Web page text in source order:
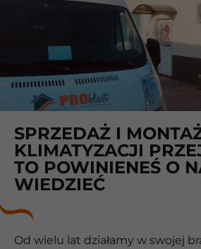
SPRZEDAŻ I
KLIMATYZACJI
TO POWINIENEŚ O
WIEDZIEĆ
Od wielu lat działamy w swojej